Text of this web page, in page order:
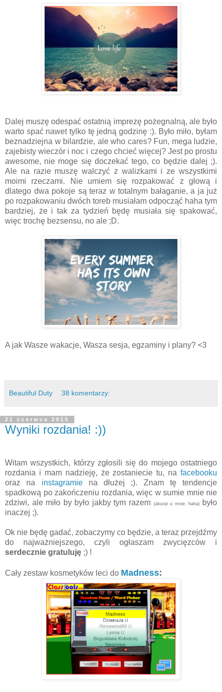
Dalej muszę odespać ostatnią imprezę pożegnalną, ale było
warto spać nawet tylko tę jedną godzinę :). Było miło, byłam
beznadziejna w bilardzie, ale who cares? Fun, mega ludzie,
zajebisty wieczór i noc i czego chcieć więcej? Jest po prostu
awesome, nie moge się doczekać tego, co będzie dalej ;).
Ale na razie muszę walczyć z walizkami i ze wszystkimi
moimi rzeczami. Nie umiem się rozpakować z głową i
dlatego dwa pokoje są teraz w totalnym bałaganie, a ja już
po rozpakowaniu dwóch toreb musiałam odpocząć haha tym
bardziej, że i tak za tydzień będę musiała się spakować,
więc trochę bezsensu, no ale ;D.
A jak Wasze wakacje, Wasza sesja, egzaminy i plany? <3
Beautiful Duty 38 komentarzy:
21 czerwca 2015
Wyniki rozdania! :))
Witam wszystkich, którzy zgłosili się do mojego ostatniego
rozdania i mam nadzieję, że zostaniecie tu, na facebooku
oraz na instagramiena dłużej ;). Znam tę tendencje
spadkową po zakończeniu rozdania, więc w sumie mnie nie
zdziwi, ale miło by było jakby tym razem (akurat u mnie, haha)
było
inaczej ;).
Ok nie będę gadać, zobaczymy co będzie, a teraz przejdźmy
do najważniejszego, czyli ogłaszam zwycięzców i
serdecznie gratuluję ;) !
Cały zestaw kosmetyków leci do Madness: